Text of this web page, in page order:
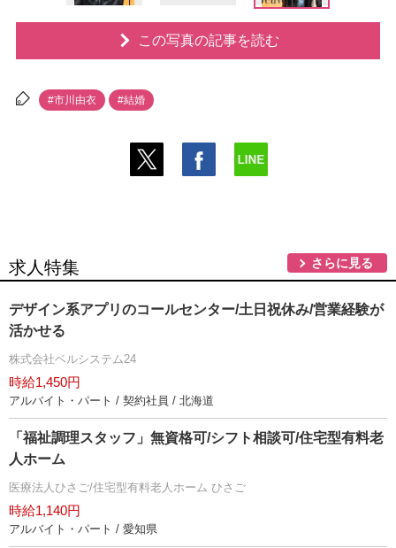
この写真の記事を読む
#市川由衣 #結婚
求人特集 さらに見る
デザイン系アプリのコールセンター/土日祝休み/営業経験が
活かせる
株式会社ベルシステム24
時給1,450円
アルバイト・パート / 契約社員 / 北海道
「福祉調理スタッフ」無資格可/シフト相談可/住宅型有料老
人ホーム
医療法人ひさご/住宅型有料老人ホーム ひさご
時給1,140円
アルバイト・パート / 愛知県